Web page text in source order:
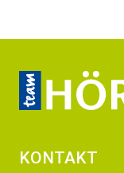
KONTAKT